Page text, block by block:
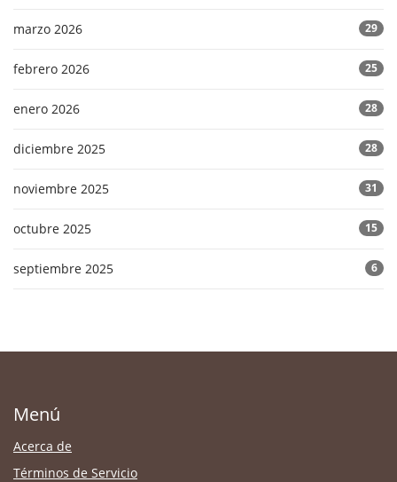
marzo 2026 29
febrero 2026 25
enero 2026 28
diciembre 2025 28
noviembre 2025 31
octubre 2025 15
septiembre 2025 6
Menú
Acerca de
Términos de Servicio